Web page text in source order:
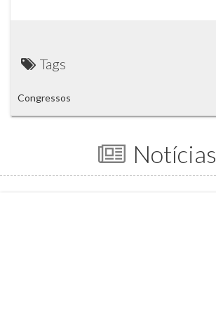
Tags
Congressos
Notícias